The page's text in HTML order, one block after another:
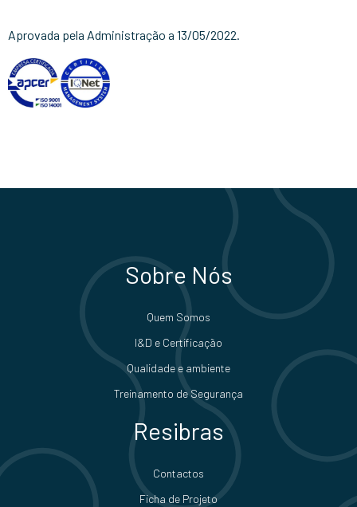
Aprovada pela Administração a 13/05/2022.
Sobre Nós
Quem Somos
I&D e Certificação
Qualidade e ambiente
Treinamento de Segurança
Resibras
Contactos
Ficha de Projeto